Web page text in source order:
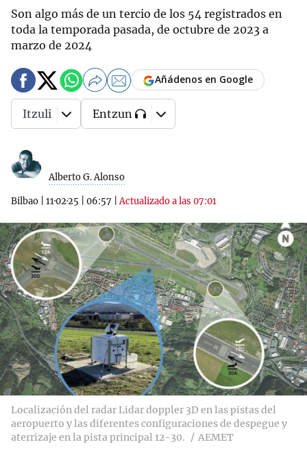
Son algo más de un tercio de los 54 registrados en
toda la temporada pasada, de octubre de 2023 a
marzo de 2024
Alberto G. Alonso
Bilbao 11·02·25 06:57 |Actualizado a las 07:01
Añádenos en Google
Itzuli Entzun
Localización del radar Lidar doppler 3D en las pistas del
aeropuerto y las diferentes configuraciones de despegue y
aterrizaje en la pista principal 12-30.
AEMET